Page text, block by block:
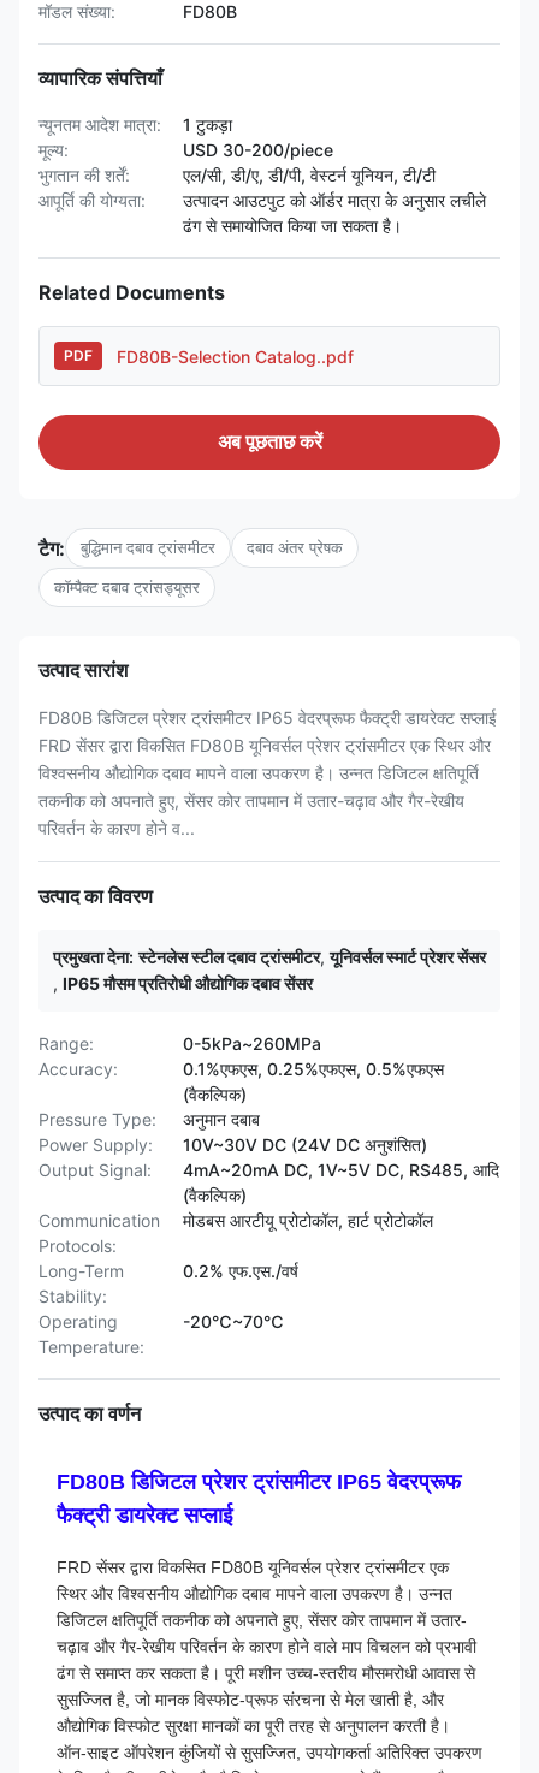
मॉडल संख्या:
FD80B
व्यापारिक संपत्तियाँ
न्यूनतम आदेश मात्रा:
1 टुकड़ा
मूल्य:
USD 30-200/piece
भुगतान की शर्तें:
एल/सी, डी/ए, डी/पी, वेस्टर्न यूनियन, टी/टी
आपूर्ति की योग्यता:
उत्पादन आउटपुट को ऑर्डर मात्रा के अनुसार लचीले
ढंग से समायोजित किया जा सकता है।
Related Documents
PDF FD80B-Selection Catalog..pdf
अब पूछताछ करें
टैग: बुद्धिमान दबाव ट्रांसमीटर दबाव अंतर प्रेषक
कॉम्पैक्ट दबाव ट्रांसड्यूसर
उत्पाद सारांश
FD80B डिजिटल प्रेशर ट्रांसमीटर IP65 वेदरप्रूफ फैक्ट्री डायरेक्ट सप्लाई
FRD सेंसर द्वारा विकसित FD80B यूनिवर्सल प्रेशर ट्रांसमीटर एक स्थिर और
विश्वसनीय औद्योगिक दबाव मापने वाला उपकरण है। उन्नत डिजिटल क्षतिपूर्ति
तकनीक को अपनाते हुए, सेंसर कोर तापमान में उतार-चढ़ाव और गैर-रेखीय
परिवर्तन के कारण होने व...
उत्पाद का विवरण
प्रमुखता देना: स्टेनलेस स्टील दबाव ट्रांसमीटर,यूनिवर्सल स्मार्ट प्रेशर सेंसर
, IP65 मौसम प्रतिरोधी औद्योगिक दबाव सेंसर
Range:
0-5kPa~260MPa
Accuracy:
0.1%एफएस, 0.25%एफएस, 0.5%एफएस
(वैकल्पिक)
Pressure Type:
अनुमान दबाब
Power Supply:
10V~30V DC (24V DC अनुशंसित)
Output Signal:
4mA~20mA DC, 1V~5V DC, RS485, आदि
(वैकल्पिक)
Communication
Protocols:
मोडबस आरटीयू प्रोटोकॉल, हार्ट प्रोटोकॉल
Long-Term
Stability:
0.2% एफ.एस./वर्ष
Operating
Temperature:
-20℃~70℃
उत्पाद का वर्णन
FD80B डिजिटल प्रेशर ट्रांसमीटर IP65 वेदरप्रूफ
फैक्ट्री डायरेक्ट सप्लाई
FRD सेंसर द्वारा विकसित FD80B यूनिवर्सल प्रेशर ट्रांसमीटर एक
स्थिर और विश्वसनीय औद्योगिक दबाव मापने वाला उपकरण है। उन्नत
डिजिटल क्षतिपूर्ति तकनीक को अपनाते हुए, सेंसर कोर तापमान में उतार-
चढ़ाव और गैर-रेखीय परिवर्तन के कारण होने वाले माप विचलन को प्रभावी
ढंग से समाप्त कर सकता है। पूरी मशीन उच्च-स्तरीय मौसमरोधी आवास से
सुसज्जित है, जो मानक विस्फोट-प्रूफ संरचना से मेल खाती है, और
औद्योगिक विस्फोट सुरक्षा मानकों का पूरी तरह से अनुपालन करती है।
ऑन-साइट ऑपरेशन कुंजियों से सुसज्जित, उपयोगकर्ता अतिरिक्त उपकरण